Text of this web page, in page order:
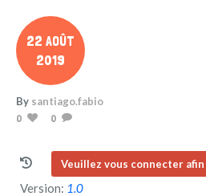
22 AOÛT
2019
By santiago.fabio
0
0
Veuillez vous connecter
Version: 1.0